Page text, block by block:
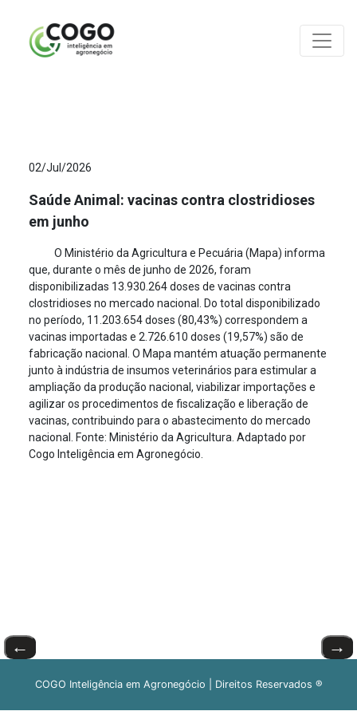
02/Jul/2026
Saúde Animal: vacinas contra clostridioses
em junho
O Ministério da Agricultura e Pecuária (Mapa) informa
que, durante o mês de junho de 2026, foram
disponibilizadas 13.930.264 doses de vacinas contra
clostridioses no mercado nacional. Do total disponibilizado
no período, 11.203.654 doses (80,43%) correspondem a
vacinas importadas e 2.726.610 doses (19,57%) são de
fabricação nacional. O Mapa mantém atuação permanente
junto à indústria de insumos veterinários para estimular a
ampliação da produção nacional, viabilizar importações e
agilizar os procedimentos de fiscalização e liberação de
vacinas, contribuindo para o abastecimento do mercado
nacional. Fonte: Ministério da Agricultura. Adaptado por
Cogo Inteligência em Agronegócio.
← →
COGO Inteligência em Agronegócio | Direitos Reservados ®